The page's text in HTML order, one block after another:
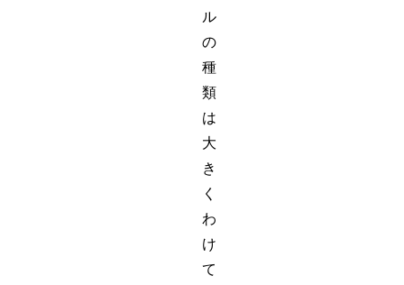
ル
の
種
類
は
大
き
く
わ
け
て